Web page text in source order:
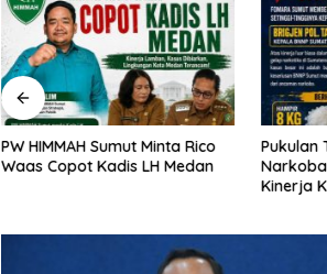
PW HIMMAH Sumut Minta Rico
Waas Copot Kadis LH Medan
Pukulan
Kinerja